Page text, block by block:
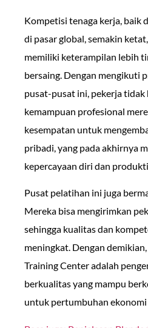
Kompetisi tenaga kerja, baik
di pasar global, semakin
memiliki keterampilan lebih
bersaing. Dengan mengikuti
pusat-pusat ini, pekerja tidak
kemampuan profesional
kesempatan untuk
pribadi, yang pada akhirnya
kepercayaan diri dan
Pusat pelatihan ini juga
Mereka bisa mengirimkan
sehingga kualitas dan
meningkat. Dengan
Training Center adalah
berkualitas yang mampu
untuk pertumbuhan ekonomi